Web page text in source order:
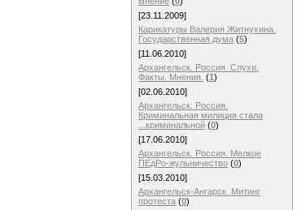
[23.11.2009]
Карикатуры Валерия Житнухина.
Государственная дума (5)
[11.06.2010]
Архангельск. Россия. Слухи.
Факты. Мнения. (1)
[02.06.2010]
Архангельск. Россия.
Криминальная милиция стала
...криминальной (0)
[17.06.2010]
Архангельск. Россия. Мелкое
ПЕдРо-жульничество (0)
[15.03.2010]
Архангельск-Ангарск. Митинг
протеста (0)